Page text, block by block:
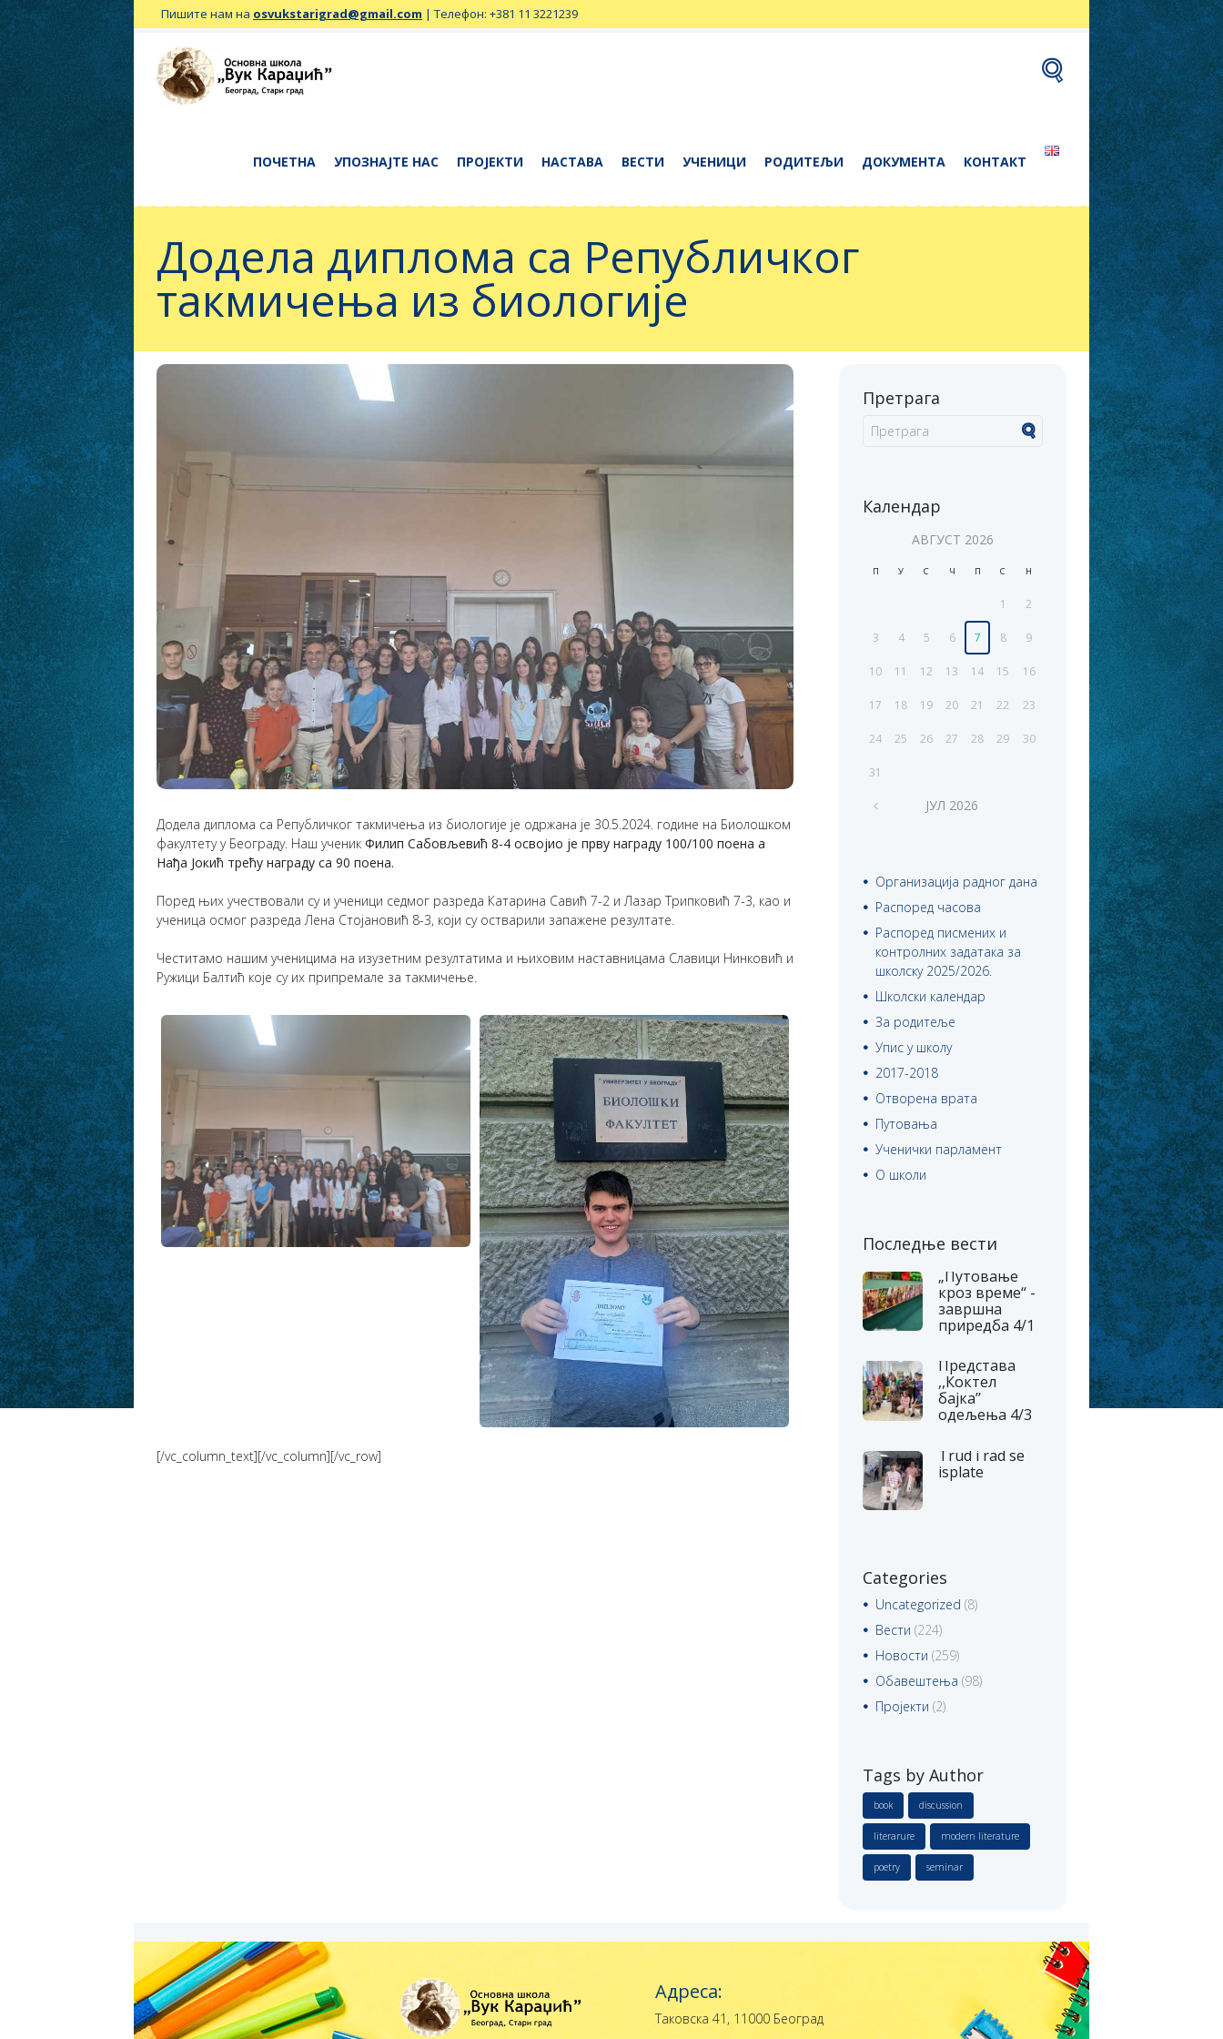
Пишите нам на osvukstarigrad@gmail.com | Телефон: +381 11 3221239
ПОЧЕТНА УПОЗНАЈТЕ НАС ПРОЈЕКТИ НАСТАВА ВЕСТИ УЧЕНИЦИ РОДИТЕЉИ ДОКУМЕНТА КОНТАКТ
Додела диплома са Републичког
такмичења из биологије
Додела диплома са Републичког такмичења из биологије је одржана је 30.5.2024. године на Биолошком
факултету у Београду. Наш ученик Филип Сабовљевић 8-4 освојио је прву награду 100/100 поена a
Нађа Јокић трећу награду са 90 поена.
Поред њих учествовали су и ученици седмог разреда Катарина Савић 7-2 и Лазар Трипковић 7-3, као и
ученица осмог разреда Лена Стојановић 8-3, који су остварили запажене резултате.
Честитамо нашим ученицима на изузетним резултатима и њиховим наставницама Славици Нинковић и
Ружици Балтић које су их припремале за такмичење.
[/vc_column_text][/vc_column][/vc_row]
Претрага
Календар
АВГУСТ 2026
П У С Ч П С Н
1 2
3 4 5 6 7 8 9
10 11 12 13 14 15 16
17 18 19 20 21 22 23
24 25 26 27 28 29 30
31
ЈУЛ 2026
Организација радног дана
Распоред часова
Распоред писмених и
контролних задатака за
школску 2025/2026.
Школски календар
За родитеље
Упис у школу
2017-2018
Отворена врата
Путовања
Ученички парламент
О школи
Последње вести
„Путовање
кроз време“ -
завршна
приредба 4/1
Представа
,,Коктел
бајка’’
одељења 4/3
Trud i rad se
isplate
Categories
Uncategorized (8)
Вести (224)
Новости (259)
Обавештења (98)
Пројекти (2)
Tags by Author
book discussion
literarure modern literature
poetry seminar
Адреса:
Таковска 41, 11000 Београд